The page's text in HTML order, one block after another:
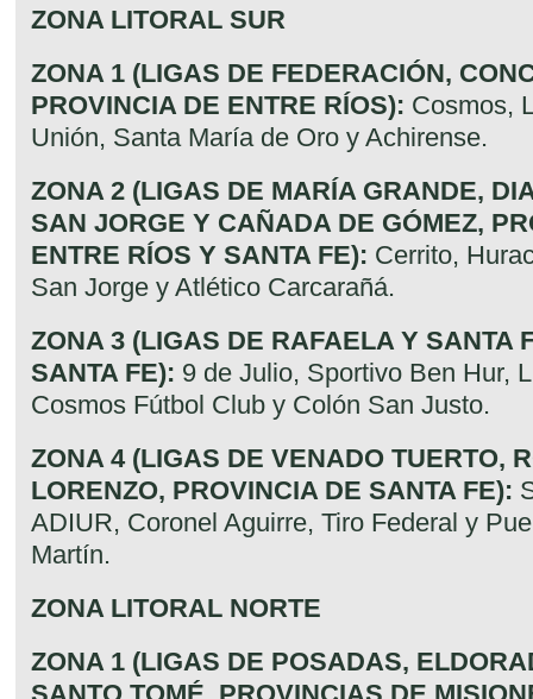
ZONA LITORAL SUR
ZONA 1 (LIGAS DE FEDERACIÓN,
PROVINCIA DE ENTRE RÍOS): Cosmos,
Unión, Santa María de Oro y Achirense.
ZONA 2 (LIGAS DE MARÍA GRANDE,
SAN JORGE Y CAÑADA DE GÓMEZ,
ENTRE RÍOS Y SANTA FE): Cerrito,
San Jorge y Atlético Carcarañá.
ZONA 3 (LIGAS DE RAFAELA Y SANTA
SANTA FE): 9 de Julio, Sportivo Ben Hur,
Cosmos Fútbol Club y Colón San Justo.
ZONA 4 (LIGAS DE VENADO TUERTO,
LORENZO, PROVINCIA DE SANTA FE):
ADIUR, Coronel Aguirre, Tiro Federal y
Martín.
ZONA LITORAL NORTE
ZONA 1 (LIGAS DE POSADAS,